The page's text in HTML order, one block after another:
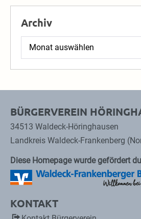
Archiv
Archiv
BÜRGERVEREIN
34513 Waldeck-Höringhausen
Landkreis Waldeck-Frankenberg
Diese Homepage wurde gefördert
KONTAKT